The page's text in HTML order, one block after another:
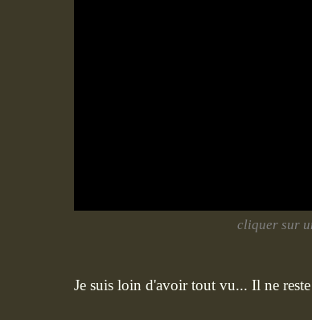
cliquer sur
Je suis loin d'avoir tout vu... Il ne